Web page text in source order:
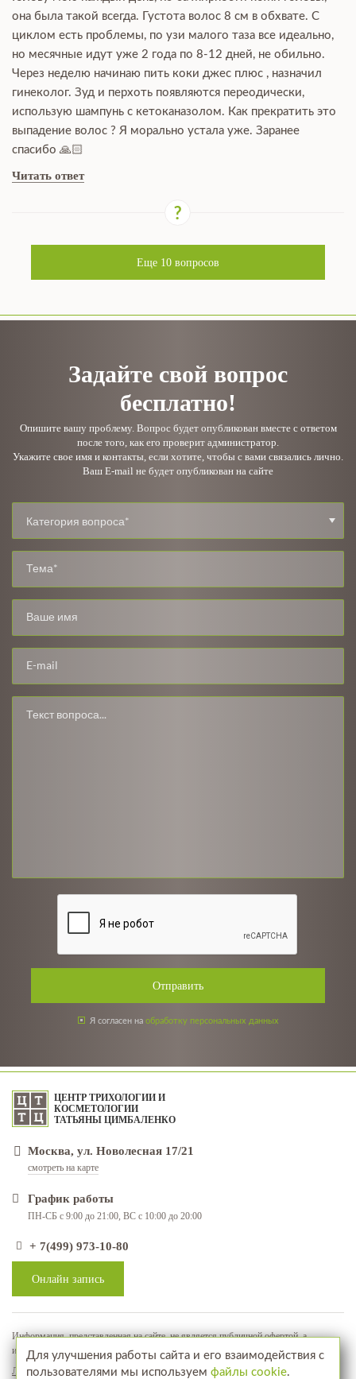
она была такой всегда. Густота волос 8 см в обхвате. С
циклом есть проблемы, по узи малого таза все идеально,
но месячные идут уже 2 года по 8-12 дней, не обильно.
Через неделю начинаю пить коки джес плюс , назначил
гинеколог. Зуд и перхоть появляются переодически,
использую шампунь с кетоканазолом. Как прекратить это
выпадение волос ? Я морально устала уже. Заранее
спасибо 🙏🏻
Читать ответ
Еще 10 вопросов
Задайте свой вопрос
бесплатно!
Опишите вашу проблему. Вопрос будет опубликован вместе с ответом
после того, как его проверит администратор.
Укажите свое имя и контакты, если хотите, чтобы с вами связались лично.
Ваш E-mail не будет опубликован на сайте
Категория вопроса*
Отправить
Я согласен на обработку персональных данных
ЦЕНТР ТРИХОЛОГИИ И
КОСМЕТОЛОГИИ
ТАТЬЯНЫ ЦИМБАЛЕНКО
Москва, ул. Новолесная 17/21
смотреть на карте
График работы
ПН-СБ с 9:00 до 21:00, ВС с 10:00 до 20:00
+ 7(499) 973-10-80
Онлайн запись
Информация, представленная на сайте, не является публичной офертой, а
используется в качестве рекламно-информационных материалов
Лицензия № ЛО-77-01-018071
Для улучшения работы сайта и его взаимодействия с
пользователями мы используем файлы cookie.